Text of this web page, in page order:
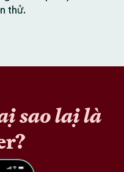
thử.
sao lại là